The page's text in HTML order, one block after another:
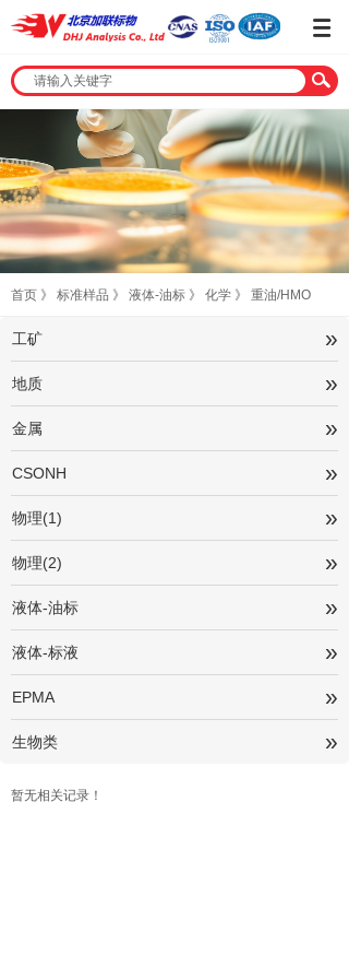
首页 》 标准样品 》 液体-油标 》 化学 》 重油/HMO
工矿 »
地质 »
金属 »
CSONH »
物理(1) »
物理(2) »
液体-油标 »
液体-标液 »
EPMA »
生物类 »
暂无相关记录！